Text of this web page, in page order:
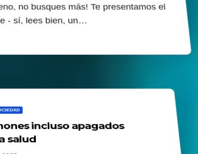
no busques más! Te presentamos el
- sí, lees bien, un…
incluso apagados
salud